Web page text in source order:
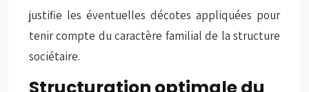
justifie les éventuelles décotes appliquées pour
tenir compte du caractère familial de la structure
sociétaire.